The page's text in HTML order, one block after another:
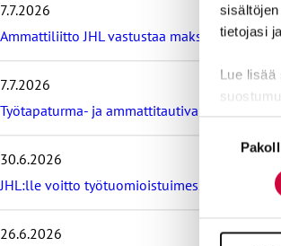
tietojasi
Lue
s
i
ä
t
u
u
t
s
e
t
7.7.2026
Ammattiliitto JHL vastustaa maksullisia
7.7.2026
Työtapaturma- ja ammattitautivakuutus
30.6.2026
JHL:lle voitto työtuomioistuimessa:
26.6.2026